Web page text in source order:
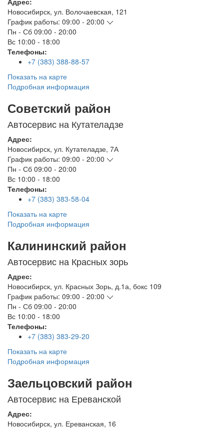
Новосибирск, ул. Волочаевская, 121
График работы: 09:00 - 20:00
Пн - Сб 09:00 - 20:00
Вс 10:00 - 18:00
Телефоны:
+7 (383) 388-88-57
Показать на карте
Подробная информация
Советский район
Автосервис на Кутателадзе
Адрес:
Новосибирск, ул. Кутателадзе, 7А
График работы: 09:00 - 20:00
Пн - Сб 09:00 - 20:00
Вс 10:00 - 18:00
Телефоны:
+7 (383) 383-58-04
Показать на карте
Подробная информация
Калининский район
Автосервис на Красных зорь
Адрес:
Новосибирск, ул. Красных Зорь, д.1а, бокс 109
График работы: 09:00 - 20:00
Пн - Сб 09:00 - 20:00
Вс 10:00 - 18:00
Телефоны:
+7 (383) 383-29-20
Показать на карте
Подробная информация
Заельцовский район
Автосервис на Ереванской
Адрес:
Новосибирск, ул. Ереванская, 16